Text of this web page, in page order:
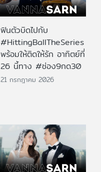
ฟินตัวบิดไปกับ
#HittingBallTheSeries
พร้อมให้ติดให้รัก อาทิตย์ที่
26 นี้ทาง #ช่อง9กด30
21 กรกฎาคม 2026